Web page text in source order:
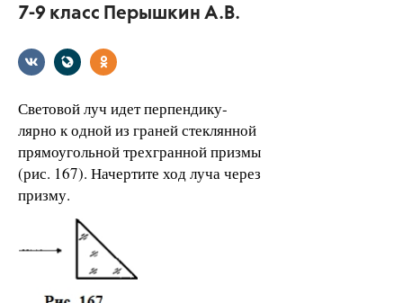
7-9 класс Перышкин А.В.
Световой луч идет перпендику-
лярно к одной из граней стеклянной
прямоугольной трехгранной призмы
(рис. 167). Начертите ход луча через
призму.